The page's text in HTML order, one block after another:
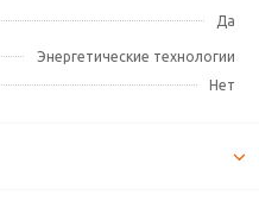
Да
Энергетические технологии
Нет